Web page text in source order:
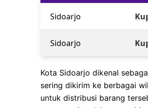
Sidoarjo
Sidoarjo
Kota Sidoarjo dikenal
sering dikirim ke berbagai
untuk distribusi barang